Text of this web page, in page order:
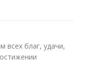
всех благ, удачи,